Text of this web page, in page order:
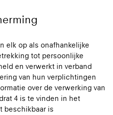
elk op als onafhankelijke
tot persoonlijke
en verwerkt in verband
van hun verplichtingen
over de verwerking van
4 is te vinden in het
beschikbaar is